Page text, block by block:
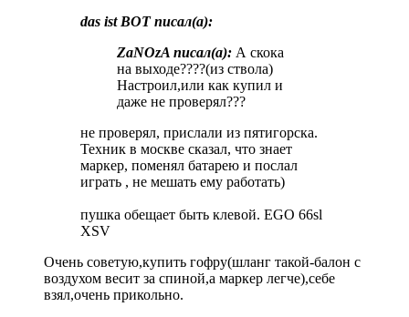
das ist BOT писал(a):
ZaNOzA писал(a): А скока
на выходе????(из ствола)
Настроил,или как купил и
даже не проверял???
не проверял, прислали из пятигорска.
Техник в москве сказал, что знает
маркер, поменял батарею и послал
играть , не мешать ему работать)
пушка обещает быть клевой. EGO 66sl
XSV
Очень советую,купить гофру(шланг такой-балон с
воздухом весит за спиной,а маркер легче),себе
взял,очень прикольно.